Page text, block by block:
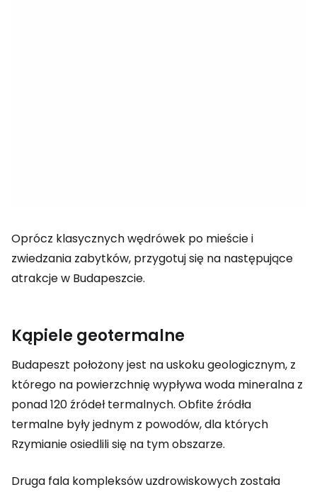
Oprócz klasycznych wędrówek po mieście i
zwiedzania zabytków, przygotuj się na następujące
atrakcje w Budapeszcie.
Kąpiele geotermalne
Budapeszt położony jest na uskoku geologicznym, z
którego na powierzchnię wypływa woda mineralna z
ponad 120 źródeł termalnych. Obfite źródła
termalne były jednym z powodów, dla których
Rzymianie osiedlili się na tym obszarze.
Druga fala kompleksów uzdrowiskowych została